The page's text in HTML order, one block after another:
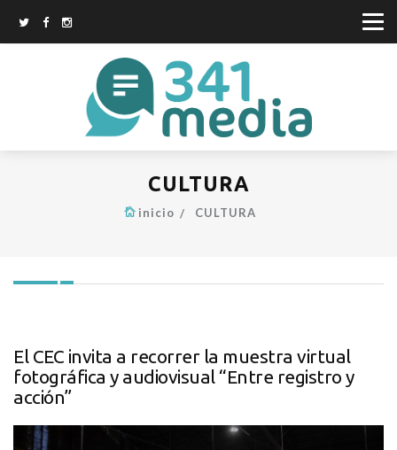
CULTURA
inicio CULTURA
El CEC invita a recorrer la muestra virtual
fotográfica y audiovisual “Entre registro y
acción”